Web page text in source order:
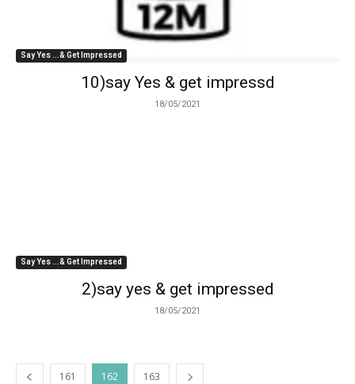
Say Yes ...& Get Impressed
10)say Yes & get impressd
18/05/2021
Say Yes ...& Get Impressed
2)say yes & get impressed
18/05/2021
161 162 163